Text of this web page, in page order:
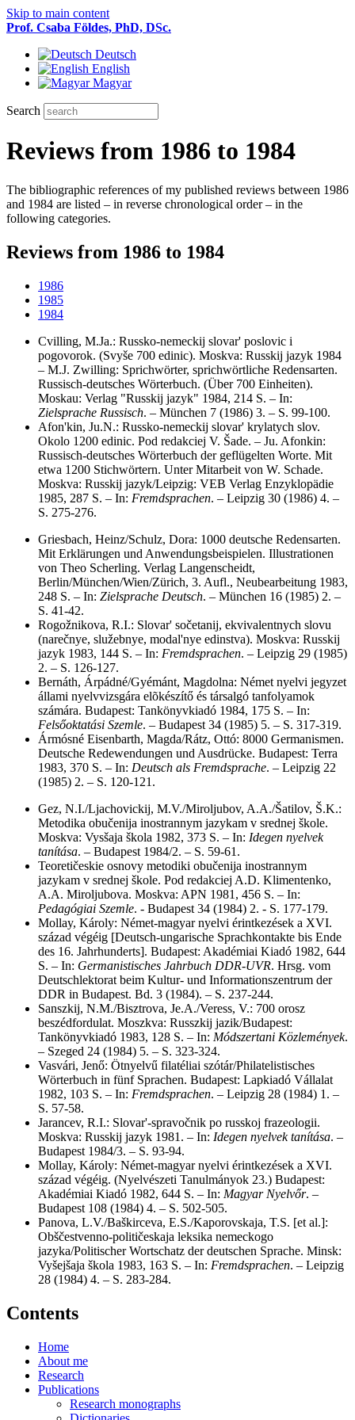
Skip to main content
Prof. Csaba Földes, PhD, DSc.
Deutsch
English
Magyar
Search
Reviews from 1986 to 1984
The bibliographic references of my published reviews between 1986
and 1984 are listed – in reverse chronological order – in the
following categories.
Reviews from 1986 to 1984
1986
1985
1984
Cvilling, M.Ja.: Russko-nemeckij slovar' poslovic i
pogovorok. (Svyše 700 edinic). Moskva: Russkij jazyk 1984
– M.J. Zwilling: Sprichwörter, sprichwörtliche Redensarten.
Russisch-deutsches Wörterbuch. (Über 700 Einheiten).
Moskau: Verlag "Russkij jazyk" 1984, 214 S. – In:
Zielsprache Russisch. – München 7 (1986) 3. – S. 99-100.
Afon'kin, Ju.N.: Russko-nemeckij slovar' krylatych slov.
Okolo 1200 edinic. Pod redakciej V. Šade. – Ju. Afonkin:
Russisch-deutsches Wörterbuch der geflügelten Worte. Mit
etwa 1200 Stichwörtern. Unter Mitarbeit von W. Schade.
Moskva: Russkij jazyk/Leipzig: VEB Verlag Enzyklopädie
1985, 287 S. – In: Fremdsprachen. – Leipzig 30 (1986) 4. –
S. 275-276.
Griesbach, Heinz/Schulz, Dora: 1000 deutsche Redensarten.
Mit Erklärungen und Anwendungsbeispielen. Illustrationen
von Theo Scherling. Verlag Langenscheidt,
Berlin/München/Wien/Zürich, 3. Aufl., Neubearbeitung 1983,
248 S. – In: Zielsprache Deutsch. – München 16 (1985) 2. –
S. 41-42.
Rogožnikova, R.I.: Slovar' sočetanij, ekvivalentnych slovu
(narečnye, služebnye, modal'nye edinstva). Moskva: Russkij
jazyk 1983, 144 S. – In: Fremdsprachen. – Leipzig 29 (1985)
2. – S. 126-127.
Bernáth, Árpádné/Gyémánt, Magdolna: Német nyelvi jegyzet
állami nyelvvizsgára elõkészítő és társalgó tanfolyamok
számára. Budapest: Tankönyvkiadó 1984, 175 S. – In:
Felsőoktatási Szemle. – Budapest 34 (1985) 5. – S. 317-319.
Ármósné Eisenbarth, Magda/Rátz, Ottó: 8000 Germanismen.
Deutsche Redewendungen und Ausdrücke. Budapest: Terra
1983, 370 S. – In: Deutsch als Fremdsprache. – Leipzig 22
(1985) 2. – S. 120-121.
Gez, N.I./Ljachovickij, M.V./Miroljubov, A.A./Šatilov, Š.K.:
Metodika obučenija inostrannym jazykam v srednej škole.
Moskva: Vysšaja škola 1982, 373 S. – In: Idegen nyelvek
tanítása. – Budapest 1984/2. – S. 59-61.
Teoretičeskie osnovy metodiki obučenija inostrannym
jazykam v srednej škole. Pod redakciej A.D. Klimentenko,
A.A. Miroljubova. Moskva: APN 1981, 456 S. – In:
Pedagógiai Szemle. - Budapest 34 (1984) 2. - S. 177-179.
Mollay, Károly: Német-magyar nyelvi érintkezések a XVI.
század végéig [Deutsch-ungarische Sprachkontakte bis Ende
des 16. Jahrhunderts]. Budapest: Akadémiai Kiadó 1982, 644
S. – In: Germanistisches Jahrbuch DDR-UVR. Hrsg. vom
Deutschlektorat beim Kultur- und Informationszentrum der
DDR in Budapest. Bd. 3 (1984). – S. 237-244.
Sanszkij, N.M./Bisztrova, Je.A./Veress, V.: 700 orosz
beszédfordulat. Moszkva: Russzkij jazik/Budapest:
Tankönyvkiadó 1983, 128 S. – In: Módszertani Közlemények.
– Szeged 24 (1984) 5. – S. 323-324.
Vasvári, Jenő: Ötnyelvű filatéliai szótár/Philatelistisches
Wörterbuch in fünf Sprachen. Budapest: Lapkiadó Vállalat
1982, 103 S. – In: Fremdsprachen. – Leipzig 28 (1984) 1. –
S. 57-58.
Jarancev, R.I.: Slovar'-spravočnik po russkoj frazeologii.
Moskva: Russkij jazyk 1981. – In: Idegen nyelvek tanítása. –
Budapest 1984/3. – S. 93-94.
Mollay, Károly: Német-magyar nyelvi érintkezések a XVI.
század végéig. (Nyelvészeti Tanulmányok 23.) Budapest:
Akadémiai Kiadó 1982, 644 S. – In: Magyar Nyelvőr. –
Budapest 108 (1984) 4. – S. 502-505.
Panova, L.V./Baškirceva, E.S./Kaporovskaja, T.S. [et al.]:
Obščestvenno-političeskaja leksika nemeckogo
jazyka/Politischer Wortschatz der deutschen Sprache. Minsk:
Vyšejšaja škola 1983, 163 S. – In: Fremdsprachen. – Leipzig
28 (1984) 4. – S. 283-284.
Contents
Home
About me
Research
Publications
Research monographs